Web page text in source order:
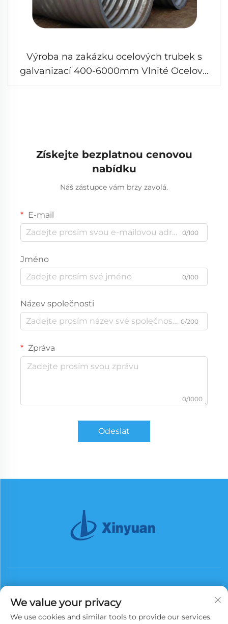
Výroba na zakázku ocelových trubek s
galvanizací 400-6000mm Vlnité Ocelové
Trubky Tunelové Ocelové Podvodní Trubky
Získejte bezplatnou cenovou
nabídku
Náš zástupce vám brzy zavolá.
E-mail
0/100
Jméno
0/100
Název společnosti
0/200
Zpráva
0/1000
Odeslat
Přihlásit se k odběru
We value your privacy
We use cookies and similar tools to provide our services.